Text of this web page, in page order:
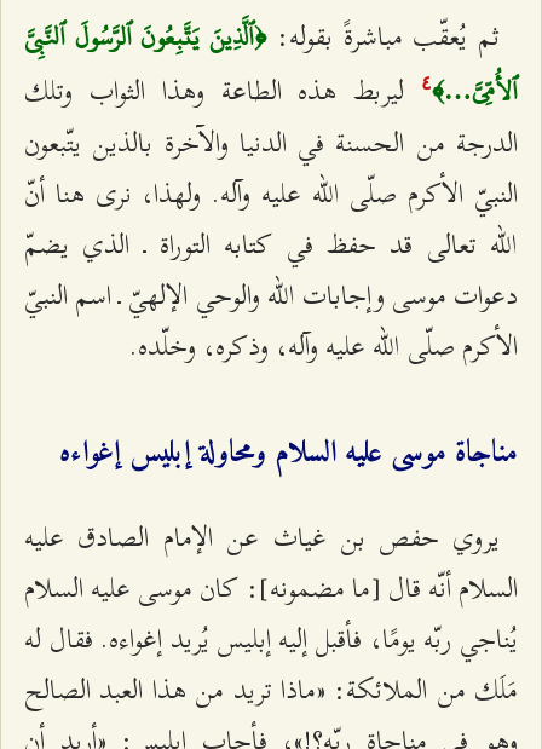
ثم يُعقّب مباشرةً بقوله:﴿ٱلَّذِينَ يَتَّبِعُونَ ٱلرَّسُولَ ٱلنَّبِيَّ
ٱلأُمِّيَّ…﴾٤
ليربط هذه الطاعة وهذا الثواب وتلك
الدرجة من الحسنة في الدنيا والآخرة بالذين يتّبعون
النبيّ الأكرم صلّى الله عليه وآله. ولهذا، نرى هنا أنّ
الله تعالى قد حفظ في كتابه التوراة ـ الذي يضمّ
دعوات موسى وإجابات الله والوحي الإلهيّ ـ اسم النبيّ
الأكرم صلّى الله عليه وآله، وذكره، وخلّده.
مناجاة موسى عليه السلام ومحاولة إبليس إغواءه
يروي حفص بن غياث عن الإمام الصادق عليه
السلام أنّه قال [ما مضمونه]: كان موسى عليه السلام
يُناجي ربّه يومًا، فأقبل إليه إبليس يُريد إغواءه. فقال له
مَلَك من الملائكة: «ماذا تريد من هذا العبد الصالح